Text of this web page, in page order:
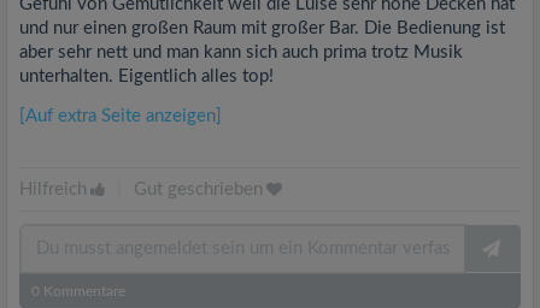
Gefühl von Gemütlichkeit weil die Luise sehr hohe Decken hat
und nur einen großen Raum mit großer Bar. Die Bedienung ist
aber sehr nett und man kann sich auch prima trotz Musik
unterhalten. Eigentlich alles top!
[Auf extra Seite anzeigen]
Hilfreich Gut geschrieben
0 Kommentare